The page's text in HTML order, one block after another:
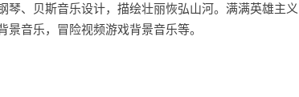
、贝斯音乐设计，描绘壮丽恢弘山河。满满英雄主义
音乐，冒险视频游戏背景音乐等。